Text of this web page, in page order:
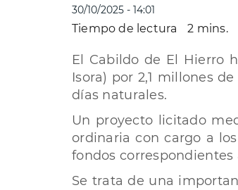
30/10/2025 - 14:01
Tiempo de lectura 2 mins.
El Cabildo de El Hierro
Isora) por 2,1 millones
días naturales.
Un proyecto licitado
ordinaria con cargo a
fondos correspondientes
Se trata de una